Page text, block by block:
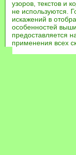
узоров, текстов и
не используются.
искажений в
особенностей
предоставляется
применения всех